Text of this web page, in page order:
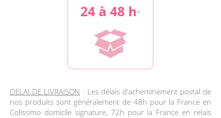
24 à 48 h*
DELAI DE LIVRAISON : Les délais d'acheminement postal de
nos produits sont généralement de 48h pour la France en
Colissimo domicile signature, 72h pour la France en relais